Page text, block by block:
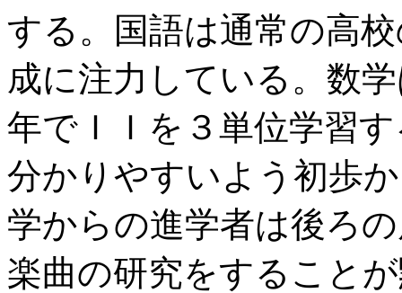
する。国語は通常の高
成に注力している。数
年でＩＩを３単位学習
分かりやすいよう初歩
学からの進学者は後ろ
楽曲の研究をすること